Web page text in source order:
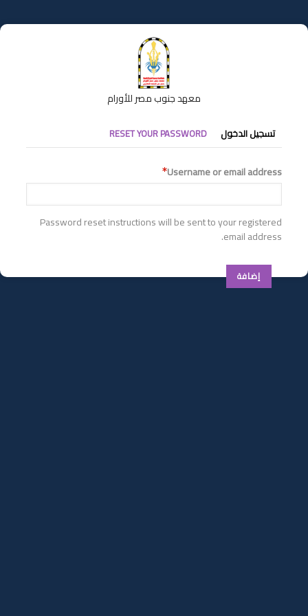
إلى
المحتوى
معهد جنوب مصر للأورام
التبويبات
الأساسية
تسجيل الدخول RESET YOUR PASSWORD
Username or email address
Password reset instructions will be sent to your registered
email address.